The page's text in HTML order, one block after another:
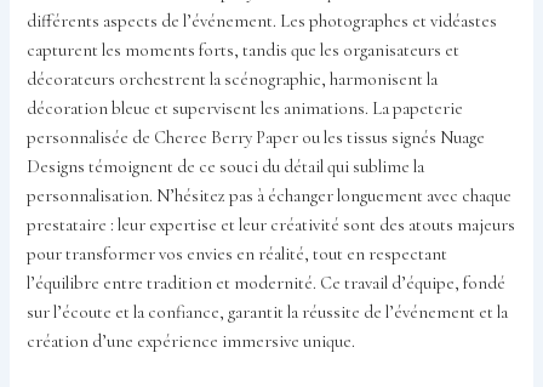
différents aspects de l’événement. Les photographes et vidéastes
capturent les moments forts, tandis que les organisateurs et
décorateurs orchestrent la scénographie, harmonisent la
décoration bleue et supervisent les animations. La papeterie
personnalisée de Cheree Berry Paper ou les tissus signés Nuage
Designs témoignent de ce souci du détail qui sublime la
personnalisation. N’hésitez pas à échanger longuement avec chaque
prestataire : leur expertise et leur créativité sont des atouts majeurs
pour transformer vos envies en réalité, tout en respectant
l’équilibre entre tradition et modernité. Ce travail d’équipe, fondé
sur l’écoute et la confiance, garantit la réussite de l’événement et la
création d’une expérience immersive unique.